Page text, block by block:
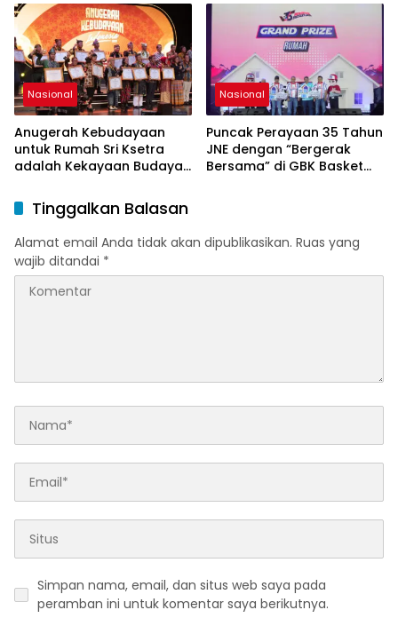
Halaman, Menguatkan
Silaturahmi dan Harapan
Nasional
Anugerah Kebudayaan
untuk Rumah Sri Ksetra
adalah Kekayaan Budaya
Nasional
Puncak Perayaan 35 Tahun
JNE dengan “Bergerak
Bersama” di GBK Basket
Tinggalkan Balasan
Alamat email Anda tidak akan dipublikasikan. Ruas yang
wajib ditandai *
Simpan nama, email, dan situs web saya pada
peramban ini untuk komentar saya berikutnya.